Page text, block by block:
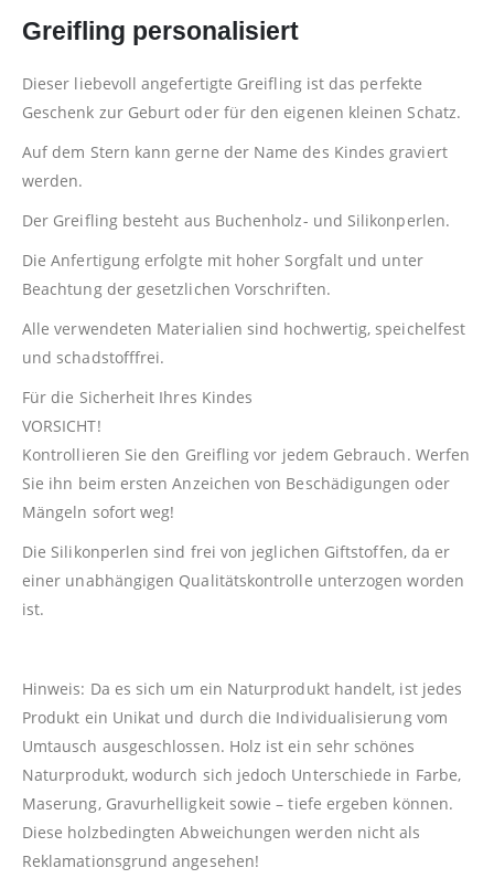
Greifling personalisiert
Dieser liebevoll angefertigte Greifling ist das perfekte
Geschenk zur Geburt oder für den eigenen kleinen Schatz.
Auf dem Stern kann gerne der Name des Kindes graviert
werden.
Der Greifling besteht aus Buchenholz- und Silikonperlen.
Die Anfertigung erfolgte mit hoher Sorgfalt und unter
Beachtung der gesetzlichen Vorschriften.
Alle verwendeten Materialien sind hochwertig, speichelfest
und schadstofffrei.
Für die Sicherheit Ihres Kindes
VORSICHT!
Kontrollieren Sie den Greifling vor jedem Gebrauch. Werfen
Sie ihn beim ersten Anzeichen von Beschädigungen oder
Mängeln sofort weg!
Die Silikonperlen sind frei von jeglichen Giftstoffen, da er
einer unabhängigen Qualitätskontrolle unterzogen worden
ist.
Hinweis: Da es sich um ein Naturprodukt handelt, ist jedes
Produkt ein Unikat und durch die Individualisierung vom
Umtausch ausgeschlossen. Holz ist ein sehr schönes
Naturprodukt, wodurch sich jedoch Unterschiede in Farbe,
Maserung, Gravurhelligkeit sowie – tiefe ergeben können.
Diese holzbedingten Abweichungen werden nicht als
Reklamationsgrund angesehen!